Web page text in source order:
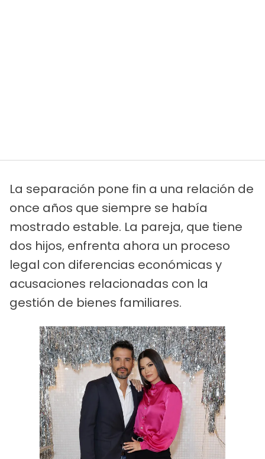
La separación pone fin a una relación de
once años que siempre se había
mostrado estable. La pareja, que tiene
dos hijos, enfrenta ahora un proceso
legal con diferencias económicas y
acusaciones relacionadas con la
gestión de bienes familiares.